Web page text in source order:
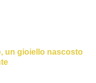
un gioiello nascosto